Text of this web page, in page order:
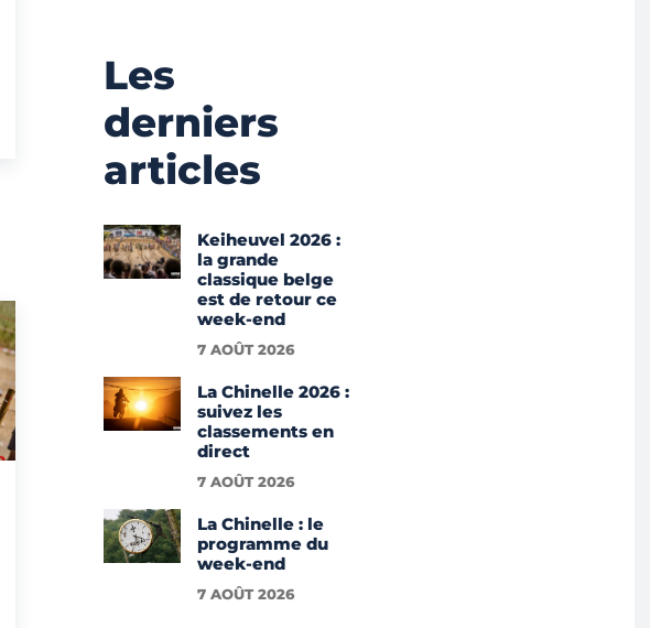
Les
derniers
articles
Keiheuvel 2026 :
la grande
classique belge
est de retour ce
week-end
7 AOÛT 2026
La Chinelle 2026 :
suivez les
classements en
direct
7 AOÛT 2026
La Chinelle : le
programme du
week-end
7 AOÛT 2026